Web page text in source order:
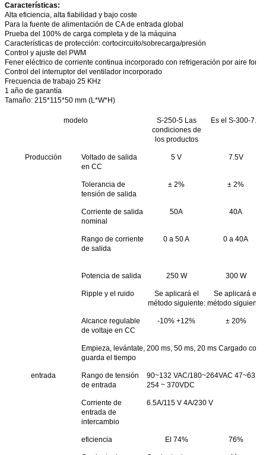
Características:
Alta eficiencia, alta fiabilidad y bajo coste
Para la fuente de alimentación de CA de entrada global
Prueba del 100% de carga completa y de la máquina
Características de protección: cortocircuito/sobrecarga/presión
Control y ajuste del PWM
Fener eléctrico de corriente continua incorporado con refrigeración por aire
Control del interruptor del ventilador incorporado
Frecuencia de trabajo 25 KHz
1 año de garantía
Tamaño: 215*115*50 mm (L*W*H)
modelo
S-250-5 Las
condiciones de
los productos
Es el S-300-7.5
Producción
Voltado de salida
en CC
5 V 7.5V
Tolerancia de
tensión de salida
± 2% ± 2%
Corriente de salida
nominal
50A 40A
Rango de corriente
de salida
0 a 50 A 0 a 40A
Potencia de salida 250 W 300 W
Ripple y el ruido
Se aplicará el
método siguiente:
Se aplicará el
método siguiente:
Alcance regulable
de voltaje en CC
-10% +12% ± 20%
Empieza, levántate,
guarda el tiempo
200 ms, 50 ms, 20 ms Cargado con
entrada
Rango de tensión
de entrada
90~132 VAC/180~264VAC 47~63
254 ~ 370VDC
Corriente de
entrada de
intercambio
6.5A/115 V 4A/230 V
eficiencia El 74% 76%